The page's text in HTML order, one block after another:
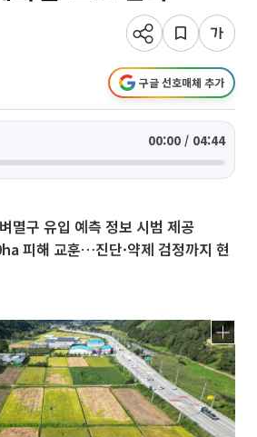
구글 선호매체 추가
00:00 / 04:44
멸구 유입 예측 정보 시범 제공
피해 교훈…진단·약제 검정까지 현